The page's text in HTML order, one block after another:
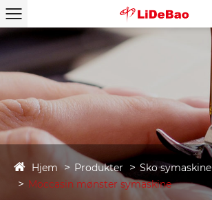
Hjem Produkter
Sko symaskine
Moccasin mønster symaskine